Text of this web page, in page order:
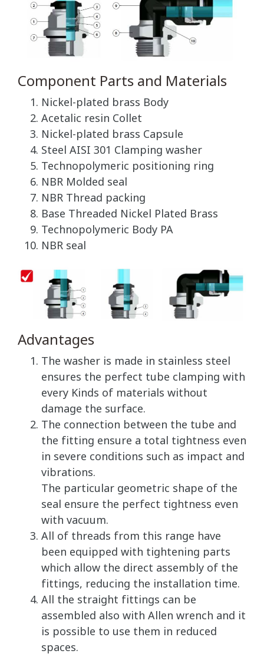
Component Parts and Materials
Nickel-plated brass Body
Acetalic resin Collet
Nickel-plated brass Capsule
Steel AISI 301 Clamping washer
Technopolymeric positioning ring
NBR Molded seal
NBR Thread packing
Base Threaded Nickel Plated Brass
Technopolymeric Body PA
NBR seal
Advantages
The washer is made in stainless steel
ensures the perfect tube clamping with
every Kinds of materials without
damage the surface.
The connection between the tube and
the fitting ensure a total tightness even
in severe conditions such as impact and
vibrations.
The particular geometric shape of the
seal ensure the perfect tightness even
with vacuum.
All of threads from this range have
been equipped with tightening parts
which allow the direct assembly of the
fittings, reducing the installation time.
All the straight fittings can be
assembled also with Allen wrench and it
is possible to use them in reduced
spaces.